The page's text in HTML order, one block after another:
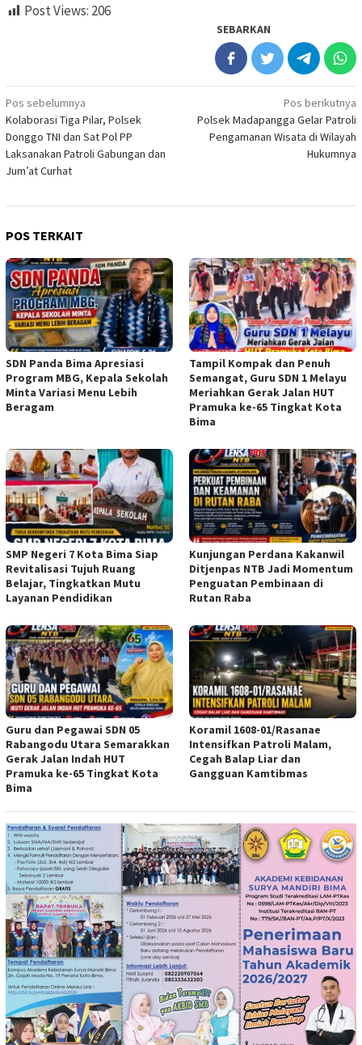
Post Views: 206
SEBARKAN
Navigasi
pos
Pos sebelumnya
Kolaborasi Tiga Pilar, Polsek
Donggo TNI dan Sat Pol PP
Laksanakan Patroli Gabungan dan
Jum’at Curhat
Pos berikutnya
Polsek Madapangga Gelar Patroli
Pengamanan Wisata di Wilayah
Hukumnya
POS TERKAIT
SDN Panda Bima Apresiasi
Program MBG, Kepala Sekolah
Minta Variasi Menu Lebih
Beragam
Tampil Kompak dan Penuh
Semangat, Guru SDN 1 Melayu
Meriahkan Gerak Jalan HUT
Pramuka ke-65 Tingkat Kota
Bima
SMP Negeri 7 Kota Bima Siap
Revitalisasi Tujuh Ruang
Belajar, Tingkatkan Mutu
Layanan Pendidikan
Kunjungan Perdana Kakanwil
Ditjenpas NTB Jadi Momentum
Penguatan Pembinaan di
Rutan Raba
Guru dan Pegawai SDN 05
Rabangodu Utara Semarakkan
Gerak Jalan Indah HUT
Pramuka ke-65 Tingkat Kota
Bima
Koramil 1608-01/Rasanae
Intensifkan Patroli Malam,
Cegah Balap Liar dan
Gangguan Kamtibmas